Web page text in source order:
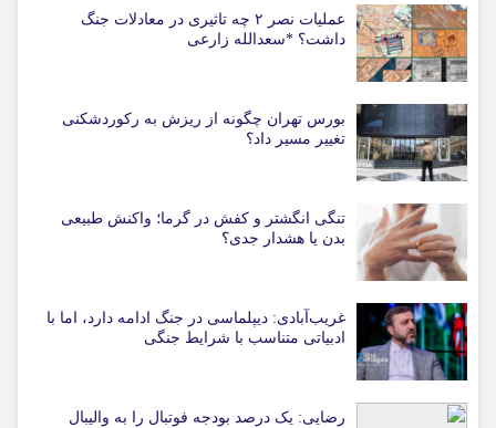
عملیات نصر ۲ چه تاثیری در معادلات جنگ
داشت؟ *سعدالله زارعی
بورس تهران چگونه از ریزش به رکوردشکنی
تغییر مسیر داد؟
تنگی انگشتر و کفش در گرما؛ واکنش طبیعی
بدن یا هشدار جدی؟
غریب‌آبادی: دیپلماسی در جنگ ادامه دارد، اما با
ادبیاتی متناسب با شرایط جنگی
رضایی: یک درصد بودجه فوتبال را به والیبال